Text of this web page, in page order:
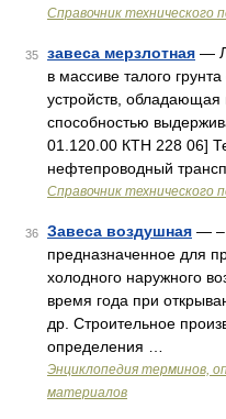
Справочник технического
35 завеса мерзлотная —
в массиве талого
устройств,
способностью
01.120.00 КТН 228 06]
нефтепроводный
Справочник технического
36 Завеса воздушная — –
предназначенное для
холодного наружного
время года при
др. Строительное
определения …
Энциклопедия терминов,
материалов